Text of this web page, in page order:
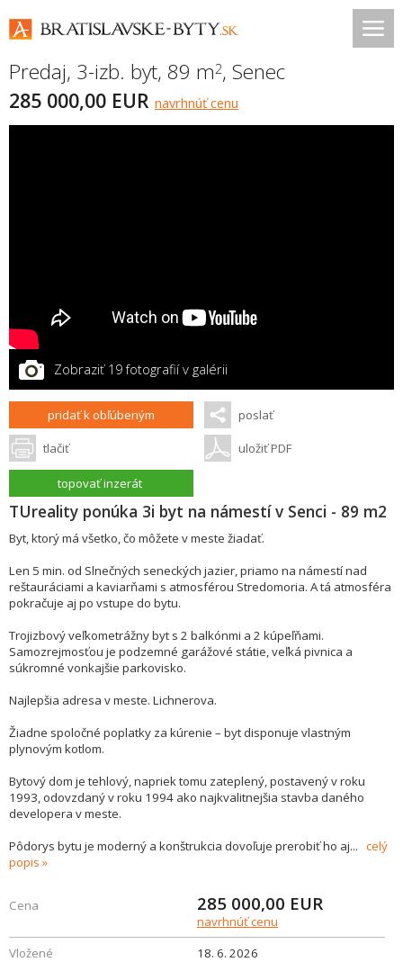
Predaj, 3-izb. byt, 89 m2, Senec
285 000,00 EUR navrhnúť cenu
Zobraziť 19 fotografií v galérii
pridať k obľúbeným poslať
tlačiť uložiť PDF
topovať inzerát
TUreality ponúka 3i byt na námestí v Senci - 89 m2
Byt, ktorý má všetko, čo môžete v meste žiadať.
Len 5 min. od Slnečných seneckých jazier, priamo na námestí nad
reštauráciami a kaviarňami s atmosférou Stredomoria. A tá atmosféra
pokračuje aj po vstupe do bytu.
Trojizbový veľkometrážny byt s 2 balkónmi a 2 kúpeľňami.
Samozrejmosťou je podzemné garážové státie, veľká pivnica a
súkromné vonkajšie parkovisko.
Najlepšia adresa v meste. Lichnerova.
Žiadne spoločné poplatky za kúrenie – byt disponuje vlastným
plynovým kotlom.
Bytový dom je tehlový, napriek tomu zateplený, postavený v roku
1993, odovzdaný v roku 1994 ako najkvalitnejšia stavba daného
developera v meste.
Pôdorys bytu je moderný a konštrukcia dovoľuje prerobiť ho aj... celý
popis
Cena 285 000,00 EUR
navrhnúť cenu
Vložené
18. 6. 2026